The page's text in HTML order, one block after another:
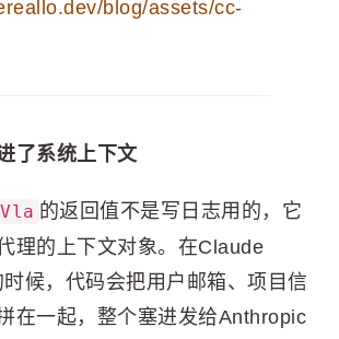
blog/assets/cc-
了系统上下文
Vla 的返回值不是写日志用的，它
理的上下文对象。在Claude
候，代码会把用户邮箱、项目信
在一起，整个塞进发给Anthropic